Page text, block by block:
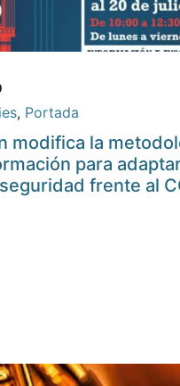
, Portada
modifica la
para
frente al